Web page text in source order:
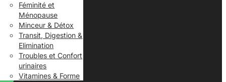
Féminité et
Ménopause
Minceur & Détox
Transit, Digestion &
Elimination
Troubles et Confort
urinaires
Vitamines & Forme